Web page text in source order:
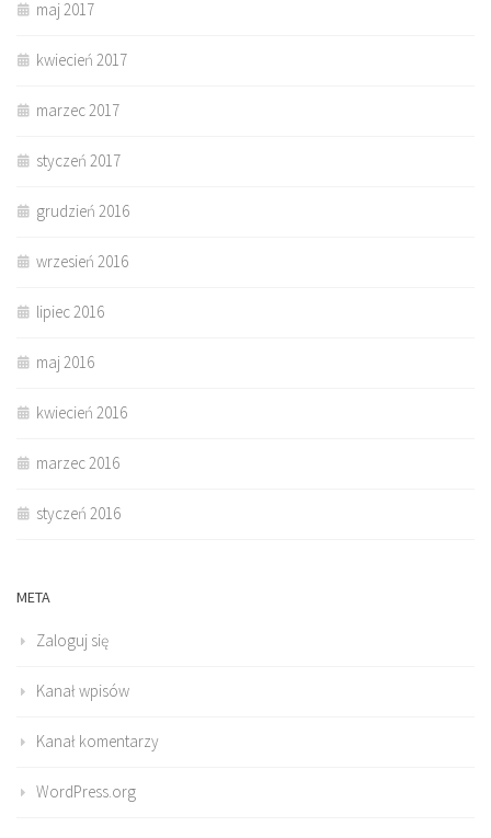
maj 2017
kwiecień 2017
marzec 2017
styczeń 2017
grudzień 2016
wrzesień 2016
lipiec 2016
maj 2016
kwiecień 2016
marzec 2016
styczeń 2016
META
Zaloguj się
Kanał wpisów
Kanał komentarzy
WordPress.org